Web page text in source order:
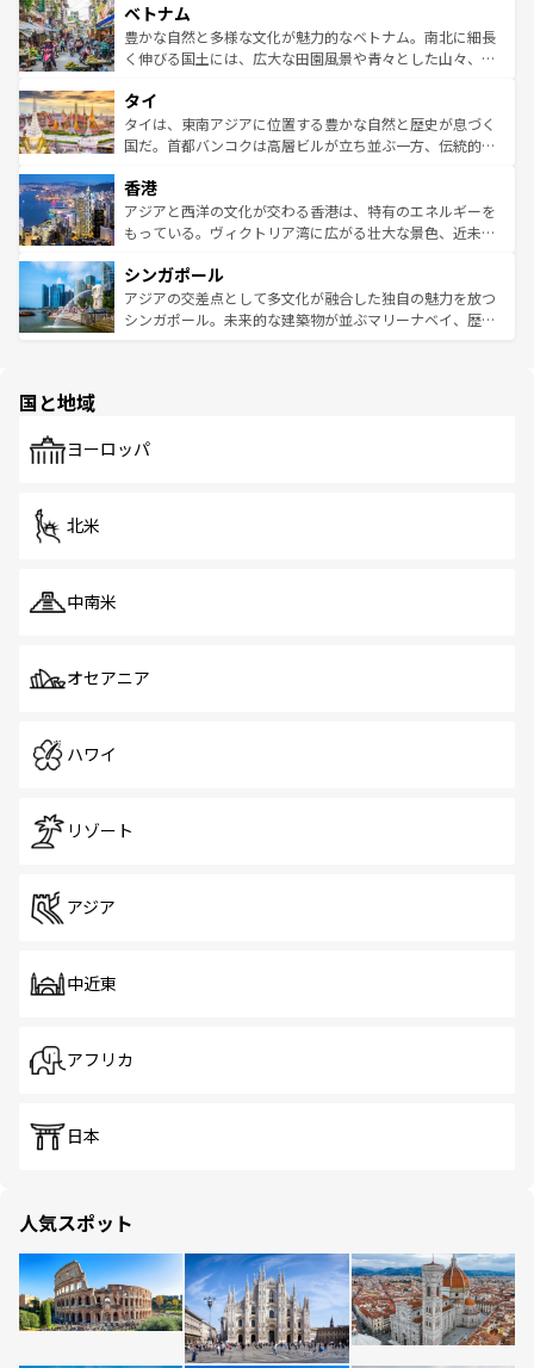
参照してほしい。
容にもいいと評判のスイーツなど、バラエティ豊かな料理
が味わえる。 なお、新着の台湾情報は コンテンツ一覧を参
照してほしい。
き、地方に足を延ばせば四季折々の自然美を楽しむことが
できる。そして、キムチや焼肉、絶品のストリートフード
まで、さまざまな韓国料理が待っている。夜には、韓国な
リティに包まれながら、韓国の多彩な魅力を心ゆくまで味
わってみてほしい。 なお、新着の韓国情報はコンテンツ一
覧を参照してほしい。
ベトナム
豊かな自然と多様な文化が魅力的なベトナム。南北に細長
く伸びる国土には、広大な田園風景や青々とした山々、世
急速な発展と共に伝統が息づく。ハノイの古い町並みやホ
ーチミン市のフランス統治時代の建物も、独特の雰囲気を
醸し出している。また、バラエティの豊かさとおいしさで
とつ。フォーやバインミー、ベトナムコーヒーなどは、ぜ
ひ現地で味わいたい。どの地域を訪れてもあたたかい人々
が旅行者を迎えてくれるので、きっと忘れられない旅にな
参照してほしい。
タイ
タイは、東南アジアに位置する豊かな自然と歴史が息づく
国だ。首都バンコクは高層ビルが立ち並ぶ一方、伝統的な
の活気が交差している。北部ではチェンマイなどの山岳地
帯で自然と触れ合い、南部ではプーケットやクラビの美し
いビーチでリゾート気分を楽しむことができる。タイ料理
激する。気候は一年中温暖で、どの季節にも異なる楽しみ
が待っている。親しみやすいタイの人々、仏教を中心とし
た文化、そして多様な観光資源が、訪れる旅人を魅了し続
香港
アジアと西洋の文化が交わる香港は、特有のエネルギーを
もっている。ヴィクトリア湾に広がる壮大な景色、近未来
み、どこを訪れても感動するはず。観光スポットが密集し
ており、効率よく見どころを回れるのも魅力。息をのむよ
うな絶景から文化的な体験まで、香港を存分に楽しみ尽く
シンガポール
アジアの交差点として多文化が融合した独自の魅力を放つ
シンガポール。未来的な建築物が並ぶマリーナベイ、歴史
で、ホーカーズは地元の風情を楽しめる外せないスポット
国と地域
ヨーロッパ
北米
中南米
オセアニア
ハワイ
リゾート
アジア
中近東
アフリカ
日本
人気スポット